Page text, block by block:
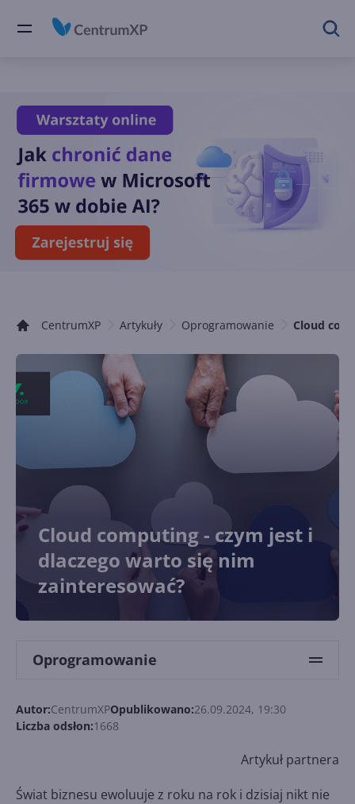
CentrumXP Artykuły Oprogramowanie Cloud
Cloud computing - czym jest i
dlaczego warto się nim
zainteresować?
Oprogramowanie
Autor:CentrumXPOpublikowano:26.09.2024, 19:30
Liczba odsłon:1668
Artykuł partnera
Świat biznesu ewoluuje z roku na rok i dzisiaj nikt nie